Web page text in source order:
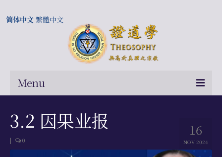
Menu
关于我们
常问问题
16
NOV 2024
3.2 因果业报
| 0
简体中文 繁體中文